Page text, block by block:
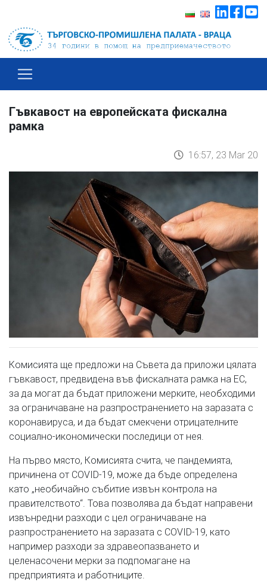
Гъвкавост на европейската фискална
рамка
16:57, 23 Mar 20
Комисията ще предложи на Съвета да приложи цялата
гъвкавост, предвидена във фискалната рамка на ЕС,
за да могат да бъдат приложени мерките, необходими
за ограничаване на разпространението на заразата с
коронавируса, и да бъдат смекчени отрицателните
социално-икономически последици от нея.
На първо място, Комисията счита, че пандемията,
причинена от COVID-19, може да бъде определена
като „необичайно събитие извън контрола на
правителството“. Това позволява да бъдат направени
извънредни разходи с цел ограничаване на
разпространението на заразата с COVID-19, като
например разходи за здравеопазването и
целенасочени мерки за подпомагане на
предприятията и работниците.